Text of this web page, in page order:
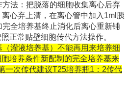
法：把脱落的细胞收集离心后弃
离心弃上清，在离心管中加入1ml胰
全培养基终止消化后离心重新铺
正常贴壁细胞传代方法操作。
灌液培养基）不能再用来培养细
培养条件新配制的完全培养基来
一次传代建议T25培养瓶1：2传代